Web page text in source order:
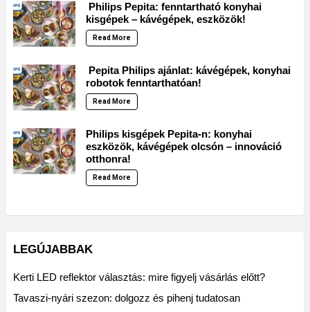
Philips Pepita: fenntartható konyhai
kisgépek – kávégépek, eszközök!
Read More
Pepita Philips ajánlat: kávégépek, konyhai
robotok fenntarthatóan!
Read More
Philips kisgépek Pepita-n: konyhai
eszközök, kávégépek olcsón – innováció
otthonra!
Read More
LEGÚJABBAK
Kerti LED reflektor választás: mire figyelj vásárlás előtt?
Tavaszi-nyári szezon: dolgozz és pihenj tudatosan